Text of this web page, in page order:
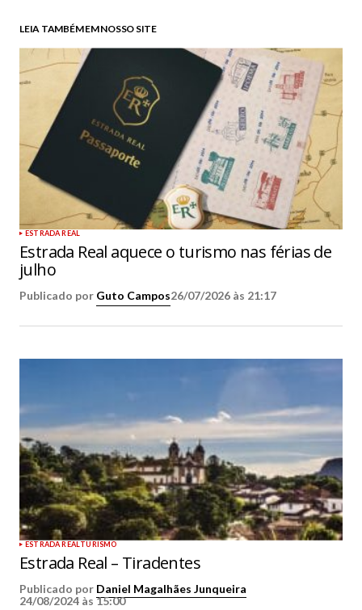
LEIA TAMBÉM EM NOSSO SITE
ESTRADA REAL
Estrada Real aquece o turismo nas férias de
julho
Publicado por Guto Campos26/07/2026 às 21:17
ESTRADA REAL TURISMO
Estrada Real – Tiradentes
Publicado por Daniel Magalhães Junqueira
24/08/2024 às 15:00